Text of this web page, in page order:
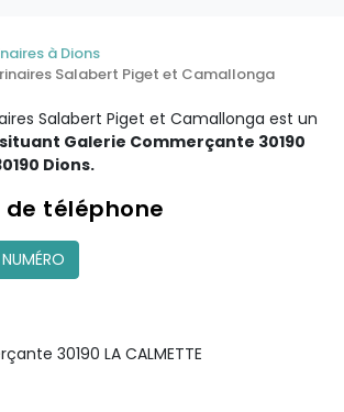
à Dions
Salabert Piget et Camallonga
Salabert Piget et Camallonga est un
Galerie Commerçante 30190
Dions.
de téléphone
30190 LA CALMETTE